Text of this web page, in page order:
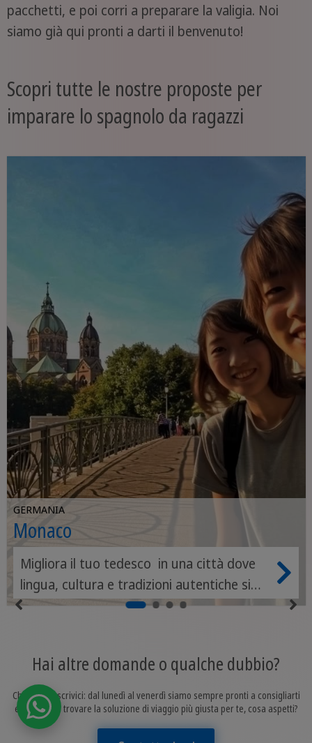
pacchetti, e poi corri a preparare la valigia. Noi
siamo già qui pronti a darti il benvenuto!
Scopri tutte le nostre proposte per
imparare lo spagnolo da ragazzi
GERMANIA
Monaco
Migliora il tuo tedesco in una città dove
lingua, cultura e tradizioni autentiche si
incontrano ogni giorno
Hai altre domande o qualche dubbio?
Chiamaci o scrivici: dal lunedì al venerdì siamo sempre pronti a consigliarti
ed aiutarti a trovare la soluzione di viaggio più giusta per te, cosa aspetti?